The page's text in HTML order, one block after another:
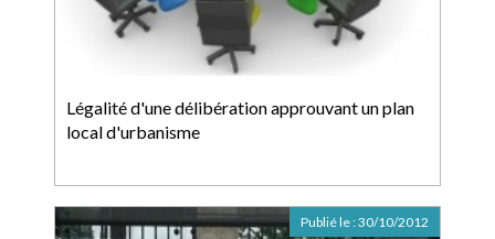
Légalité d'une délibération approuvant un plan
local d'urbanisme
Publié le :30/10/2012